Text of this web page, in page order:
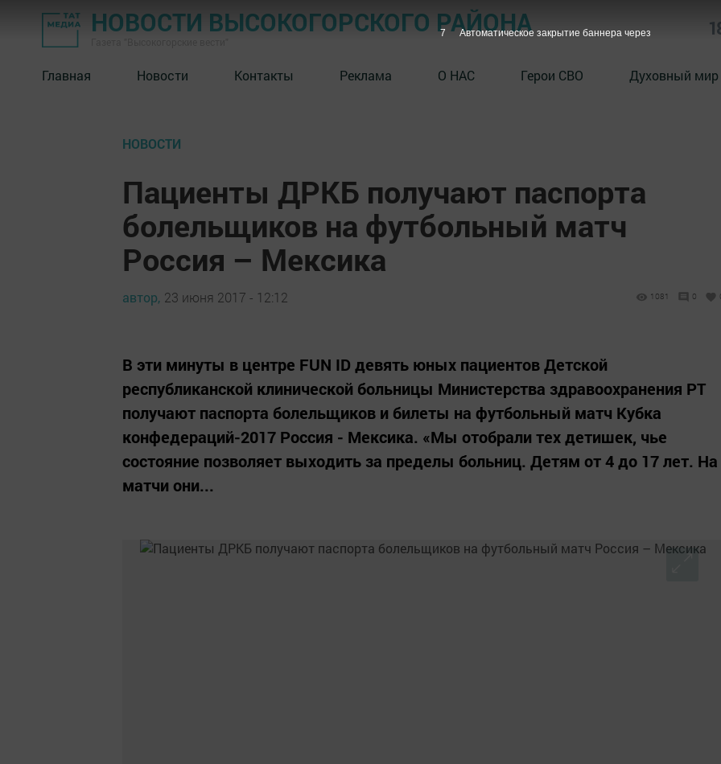
НОВОСТИ ВЫСОКОГОРСКОГО РАЙОНА
Главная Новости Контакты Реклама О НАС Герои СВО Духовный мир
НОВОСТИ
Пациенты ДРКБ получают паспорта
болельщиков на футбольный матч
Россия – Мексика
автор, 23 июня 2017 - 12:12 1081 0
В эти минуты в центре FUN ID девять юных пациентов Детской
республиканской клинической больницы Министерства здравоохранения РТ
получают паспорта болельщиков и билеты на футбольный матч Кубка
конфедераций-2017 Россия - Мексика. «Мы отобрали тех детишек, чье
состояние позволяет выходить за пределы больниц. Детям от 4 до 17 лет. На
матчи они...
6 Автоматическое закрытие баннера через